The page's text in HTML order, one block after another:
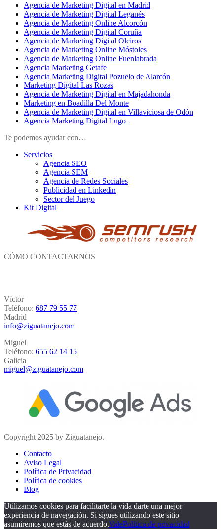
Agencia de Marketing Digital en Madrid
Agencia de Marketing Digital Leganés
Agencia de Marketing Online Alcorcón
Agencia de Marketing Digital Coruña
Agencia de Marketing Digital Oleiros
Agencia de Marketing Online Móstoles
Agencia de Marketing Online Fuenlabrada
Agencia Marketing Getafe
Agencia Marketing Digital Pozuelo de Alarcón
Marketing Digital Las Rozas
Agencia de Marketing Digital en Majadahonda
Marketing en Boadilla Del Monte
Agencia de Marketing Digital en Villaviciosa de Odón
Agencia Marketing Digital Lugo
Te podemos ayudar con…
Servicios
Agencia SEO
Agencia SEM
Agencia de Redes Sociales
Publicidad en Linkedin
Sector del Juego
Kit Digital
CÓMO CONTACTARNOS
Víctor
Teléfono: 687 79 55 77
Madrid
info@ziguatanejo.com
Miguel
Teléfono: 655 62 14 15
Galicia
miguel@ziguatanejo.com
Copyright 2025 by Ziguatanejo.
Contacto
Aviso Legal
Política de Privacidad
Política de cookies
Blog
Utilizamos cookies para facilitarte la vida darte una mejor
experiencia de navegación. Si sigues utilizando este sitio
asumiremos que estás de acuerdo.ValePolítica de privacidad